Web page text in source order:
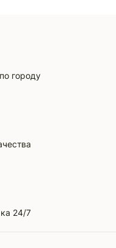
городу
24/7